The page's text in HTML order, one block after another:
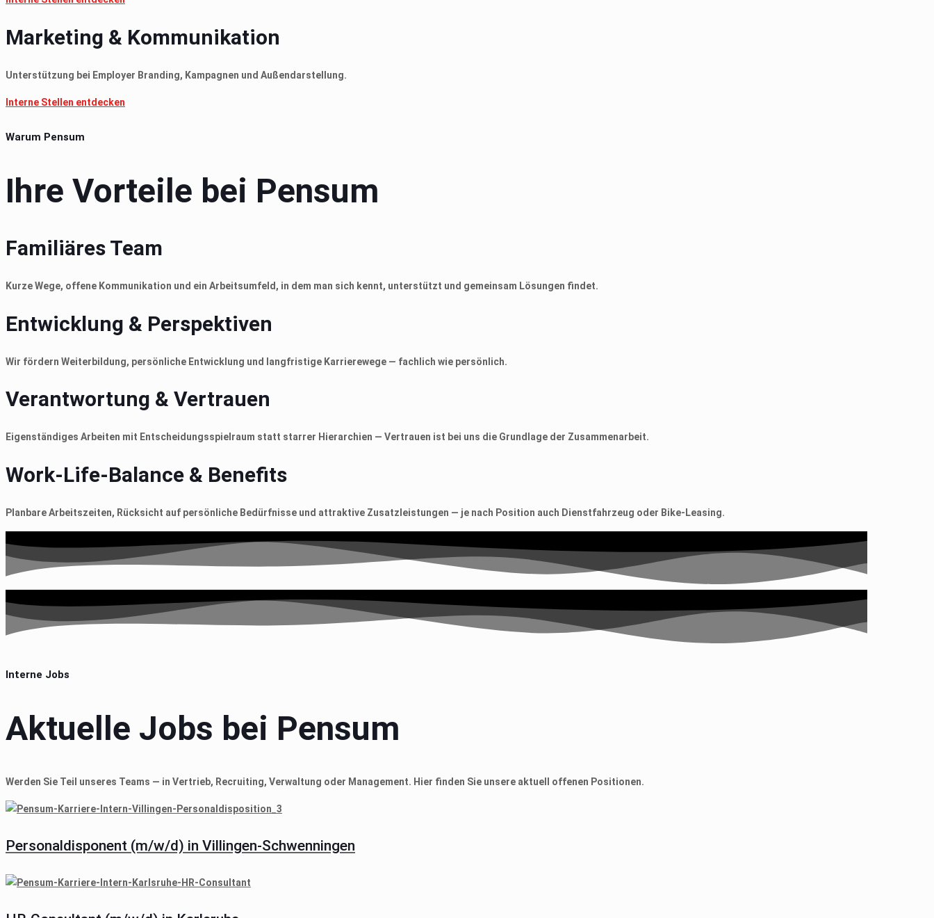
Marketing & Kommunikation
Unterstützung bei Employer Branding, Kampagnen und Außendarstellung.
Interne Stellen entdecken
Warum Pensum
Ihre Vorteile bei Pensum
Familiäres Team
Kurze Wege, offene Kommunikation und ein Arbeitsumfeld, in dem man sich kennt, unterstützt und gemeinsam Lösungen findet.
Entwicklung & Perspektiven
Wir fördern Weiterbildung, persönliche Entwicklung und langfristige Karrierewege — fachlich wie persönlich.
Verantwortung & Vertrauen
Eigenständiges Arbeiten mit Entscheidungsspielraum statt starrer Hierarchien — Vertrauen ist bei uns die Grundlage der Zusammenarbeit.
Work-Life-Balance & Benefits
Planbare Arbeitszeiten, Rücksicht auf persönliche Bedürfnisse und attraktive Zusatzleistungen — je nach Position auch Dienstfahrzeug oder Bike-Leasing.
Interne Jobs
Aktuelle Jobs bei Pensum
Werden Sie Teil unseres Teams — in Vertrieb, Recruiting, Verwaltung oder Management. Hier finden Sie unsere aktuell offenen Positionen.
Personaldisponent (m/w/d) in Villingen-Schwenningen